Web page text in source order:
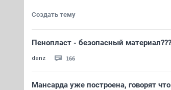
Создать тему
Пенопласт - безопасный
denz 166
Мансарда уже построена, говорят